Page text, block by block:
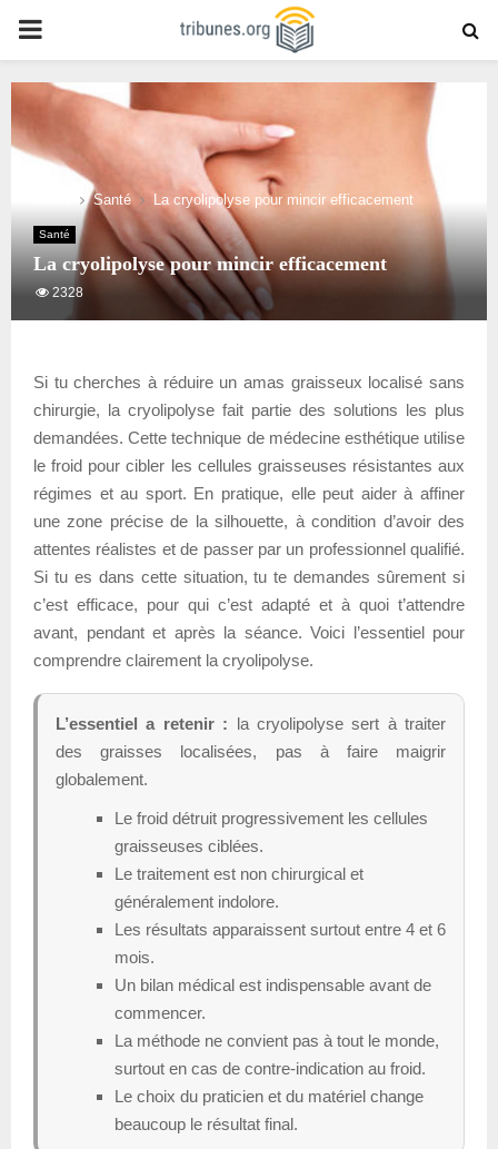
PRIMARY
MENU
Santé La cryolipolyse pour mincir efficacement
Santé
La cryolipolyse pour mincir efficacement
2328
Si tu cherches à réduire un amas graisseux localisé sans
chirurgie, la cryolipolyse fait partie des solutions les plus
demandées. Cette technique de médecine esthétique utilise
le froid pour cibler les cellules graisseuses résistantes aux
régimes et au sport. En pratique, elle peut aider à affiner
une zone précise de la silhouette, à condition d’avoir des
attentes réalistes et de passer par un professionnel qualifié.
Si tu es dans cette situation, tu te demandes sûrement si
c’est efficace, pour qui c’est adapté et à quoi t’attendre
avant, pendant et après la séance. Voici l’essentiel pour
comprendre clairement la cryolipolyse.
L’essentiel a retenir : la cryolipolyse sert à traiter
des graisses localisées, pas à faire maigrir
globalement.
Le froid détruit progressivement les cellules
graisseuses ciblées.
Le traitement est non chirurgical et
généralement indolore.
Les résultats apparaissent surtout entre 4 et 6
mois.
Un bilan médical est indispensable avant de
commencer.
La méthode ne convient pas à tout le monde,
surtout en cas de contre-indication au froid.
Le choix du praticien et du matériel change
beaucoup le résultat final.